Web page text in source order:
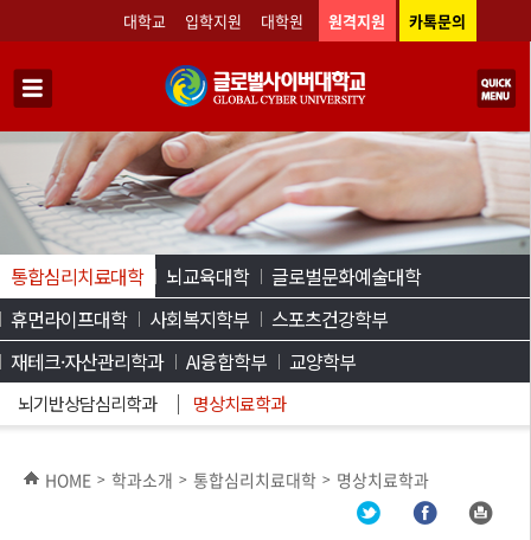
대학교 입학지원 대학원 원격지원 카톡문의
통합심리치료대학
뇌기반상담심리학과 명상치료학과
뇌교육대학
글로벌문화예술대학
휴먼라이프대학
사회복지학부
스포츠건강학부
재테크·자산관리학과
AI융합학부 교양학부
HOME > 학과소개 > 통합심리치료대학 > 명상치료학과